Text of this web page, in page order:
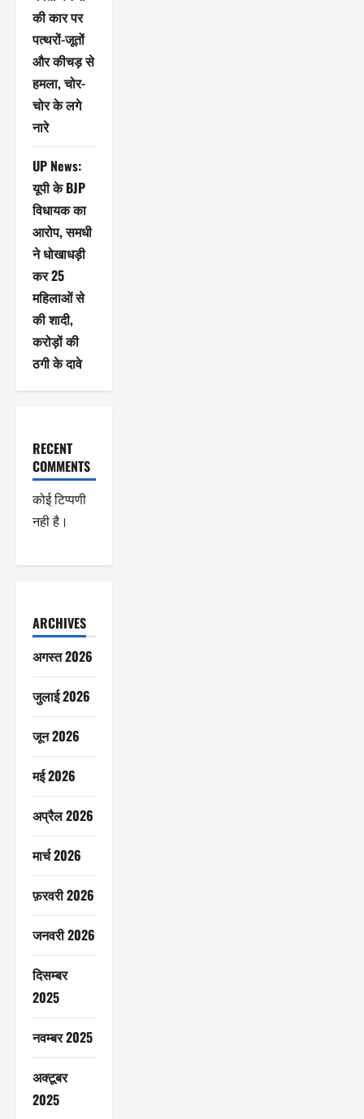
की कार पर
पत्थरों-जूतों
और कीचड़ से
हमला, चोर-
चोर के लगे
नारे
UP News:
यूपी के BJP
विधायक का
आरोप, समधी
ने धोखाधड़ी
कर 25
महिलाओं से
की शादी,
करोड़ों की
ठगी के दावे
RECENT
COMMENTS
कोई टिप्पणी
नही है।
ARCHIVES
अगस्त 2026
जुलाई 2026
जून 2026
मई 2026
अप्रैल 2026
मार्च 2026
फ़रवरी 2026
जनवरी 2026
दिसम्बर
2025
नवम्बर 2025
अक्टूबर
2025